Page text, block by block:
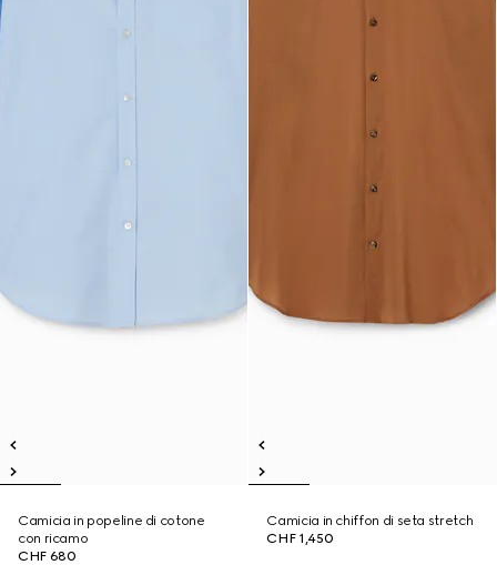
Camicia in popeline di cotone
con ricamo
CHF 680
Camicia in chiffon di seta stretch
CHF 1,450